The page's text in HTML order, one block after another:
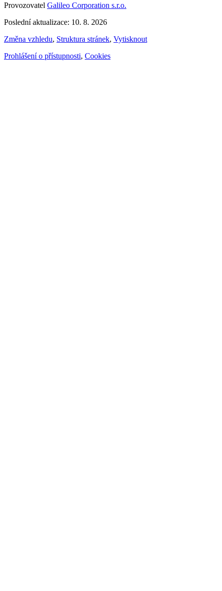
Provozovatel Galileo Corporation s.r.o.
Poslední aktualizace: 10. 8. 2026
Změna vzhledu, Struktura stránek, Vytisknout
Prohlášení o přístupnosti, Cookies